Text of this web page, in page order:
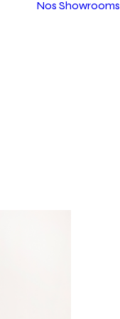
Nos Showrooms